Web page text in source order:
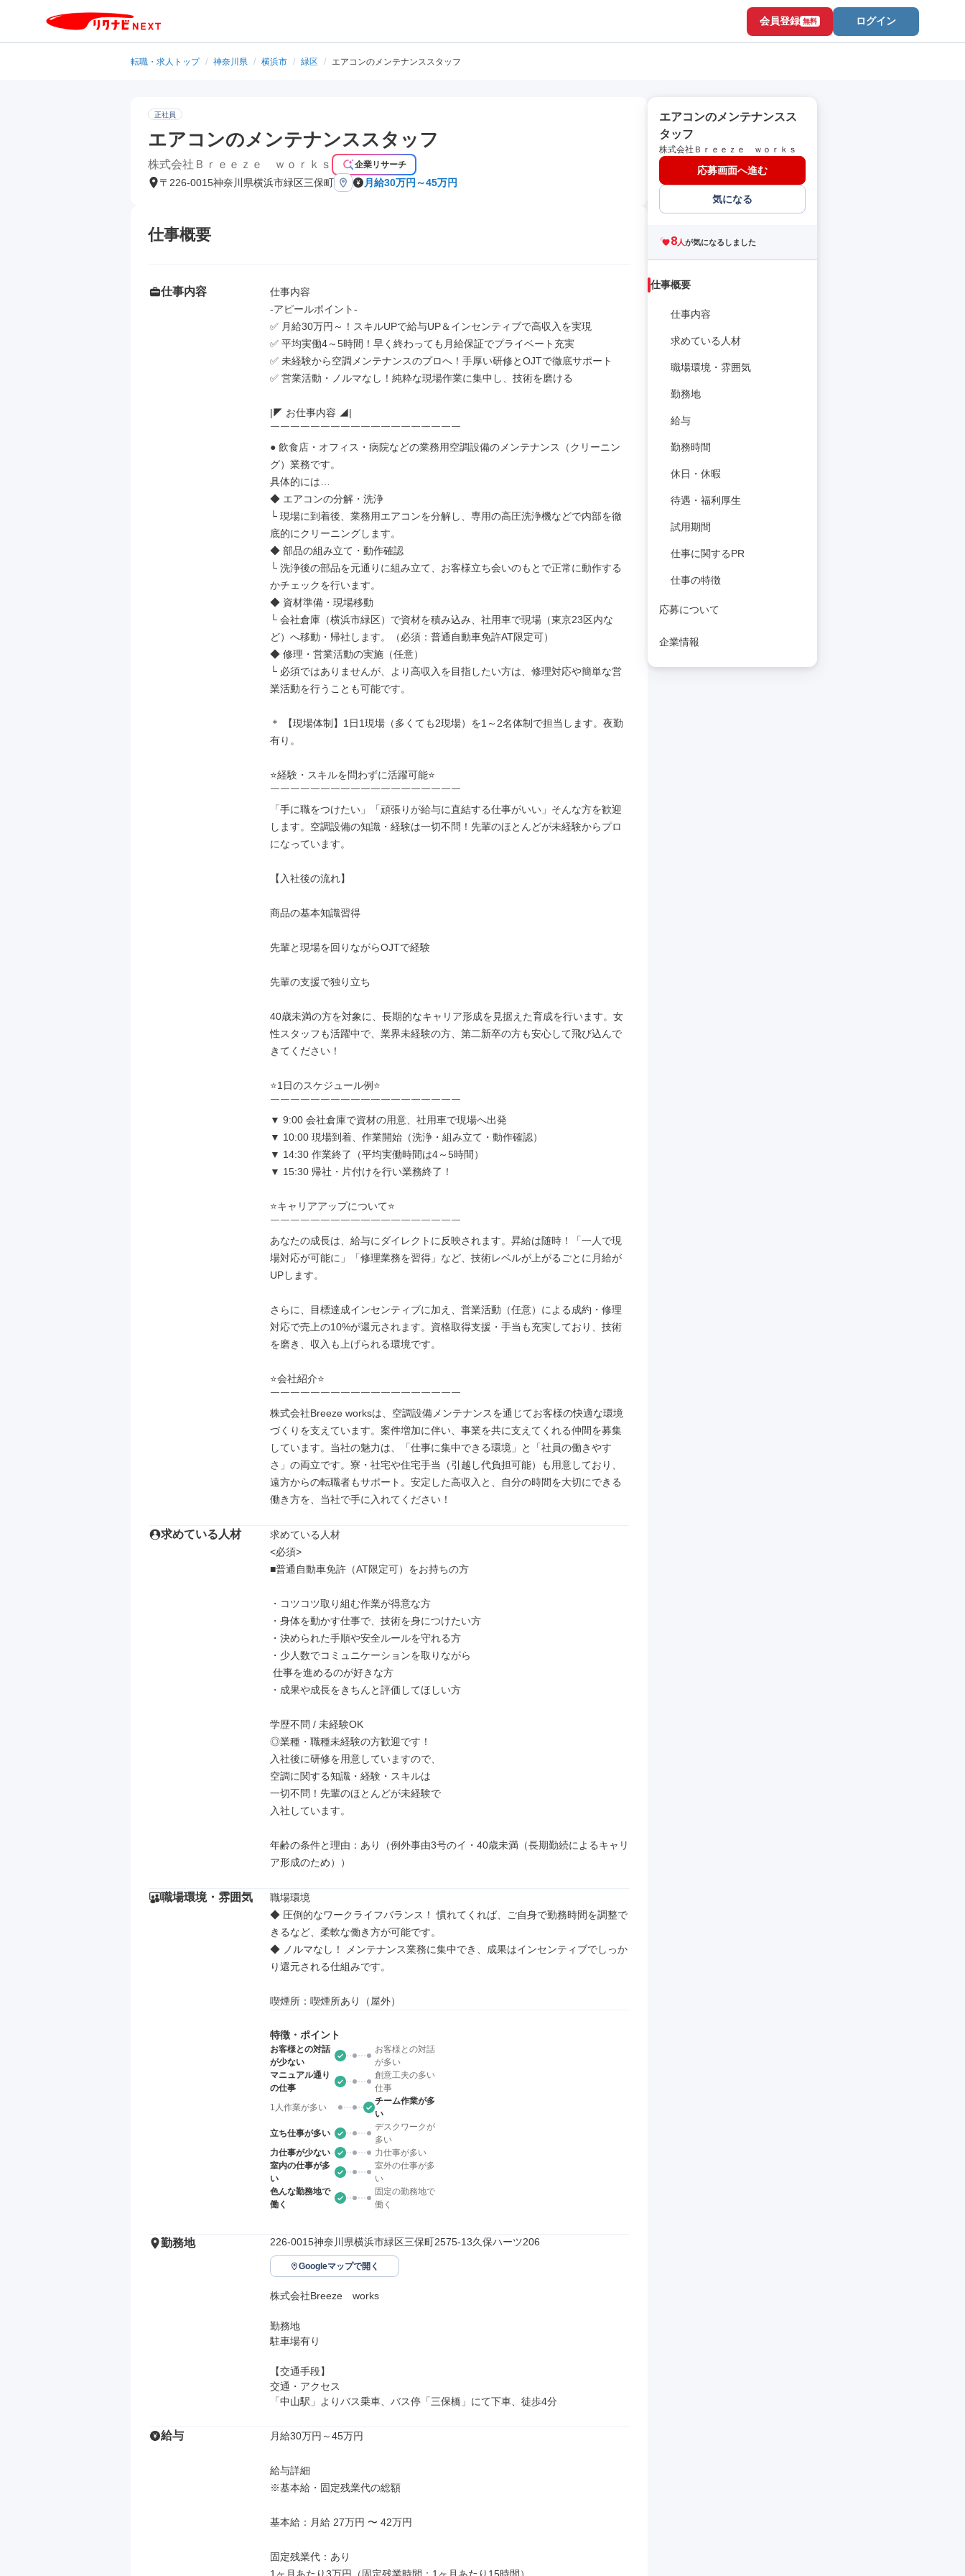
会員登録 無料 ログイン
転職・求人トップ / 神奈川県 / 横浜市 / 緑区 / エアコンのメンテナンススタッフ
正社員
エアコンのメンテナンススタッフ
株式会社Ｂｒｅｅｚｅ ｗｏｒｋｓ 企業リサーチ
〒226-0015神奈川県横浜市緑区三保町 月給30万円～45万円
仕事概要
仕事内容
仕事内容
-アピールポイント-
✅ 月給30万円～！スキルUPで給与UP＆インセンティブで高収入を実現
✅ 平均実働4～5時間！早く終わっても月給保証でプライベート充実
✅ 未経験から空調メンテナンスのプロへ！手厚い研修とOJTで徹底サポート
✅ 営業活動・ノルマなし！純粋な現場作業に集中し、技術を磨ける
|◤ お仕事内容 ◢|
￣￣￣￣￣￣￣￣￣￣￣￣￣￣￣￣￣￣￣
● 飲食店・オフィス・病院などの業務用空調設備のメンテナンス（クリーニン
グ）業務です。
具体的には…
◆ エアコンの分解・洗浄
└ 現場に到着後、業務用エアコンを分解し、専用の高圧洗浄機などで内部を徹
底的にクリーニングします。
◆ 部品の組み立て・動作確認
└ 洗浄後の部品を元通りに組み立て、お客様立ち会いのもとで正常に動作する
かチェックを行います。
◆ 資材準備・現場移動
└ 会社倉庫（横浜市緑区）で資材を積み込み、社用車で現場（東京23区内な
ど）へ移動・帰社します。（必須：普通自動車免許AT限定可）
◆ 修理・営業活動の実施（任意）
└ 必須ではありませんが、より高収入を目指したい方は、修理対応や簡単な営
業活動を行うことも可能です。
＊ 【現場体制】1日1現場（多くても2現場）を1～2名体制で担当します。夜勤
有り。
⭐経験・スキルを問わずに活躍可能⭐
￣￣￣￣￣￣￣￣￣￣￣￣￣￣￣￣￣￣￣
「手に職をつけたい」「頑張りが給与に直結する仕事がいい」そんな方を歓迎
します。空調設備の知識・経験は一切不問！先輩のほとんどが未経験からプロ
になっています。
【入社後の流れ】
商品の基本知識習得
先輩と現場を回りながらOJTで経験
先輩の支援で独り立ち
40歳未満の方を対象に、長期的なキャリア形成を見据えた育成を行います。女
性スタッフも活躍中で、業界未経験の方、第二新卒の方も安心して飛び込んで
きてください！
⭐1日のスケジュール例⭐
￣￣￣￣￣￣￣￣￣￣￣￣￣￣￣￣￣￣￣
▼ 9:00 会社倉庫で資材の用意、社用車で現場へ出発
▼ 10:00 現場到着、作業開始（洗浄・組み立て・動作確認）
▼ 14:30 作業終了（平均実働時間は4～5時間）
▼ 15:30 帰社・片付けを行い業務終了！
⭐キャリアアップについて⭐
￣￣￣￣￣￣￣￣￣￣￣￣￣￣￣￣￣￣￣
あなたの成長は、給与にダイレクトに反映されます。昇給は随時！「一人で現
場対応が可能に」「修理業務を習得」など、技術レベルが上がるごとに月給が
UPします。
さらに、目標達成インセンティブに加え、営業活動（任意）による成約・修理
対応で売上の10%が還元されます。資格取得支援・手当も充実しており、技術
を磨き、収入も上げられる環境です。
⭐会社紹介⭐
￣￣￣￣￣￣￣￣￣￣￣￣￣￣￣￣￣￣￣
株式会社Breeze worksは、空調設備メンテナンスを通じてお客様の快適な環境
づくりを支えています。案件増加に伴い、事業を共に支えてくれる仲間を募集
しています。当社の魅力は、「仕事に集中できる環境」と「社員の働きやす
さ」の両立です。寮・社宅や住宅手当（引越し代負担可能）も用意しており、
遠方からの転職者もサポート。安定した高収入と、自分の時間を大切にできる
働き方を、当社で手に入れてください！
求めている人材
求めている人材
<必須>
■普通自動車免許（AT限定可）をお持ちの方
・コツコツ取り組む作業が得意な方
・身体を動かす仕事で、技術を身につけたい方
・決められた手順や安全ルールを守れる方
・少人数でコミュニケーションを取りながら
・成果や成長をきちんと評価してほしい方
学歴不問 / 未経験OK
◎業種・職種未経験の方歓迎です！
入社後に研修を用意していますので、
空調に関する知識・経験・スキルは
一切不問！先輩のほとんどが未経験で
入社しています。
年齢の条件と理由：あり（例外事由3号のイ・40歳未満（長期勤続によるキャリ
ア形成のため））
職場環境・雰囲気
職場環境
◆ 圧倒的なワークライフバランス！ 慣れてくれば、ご自身で勤務時間を調整で
きるなど、柔軟な働き方が可能です。
◆ ノルマなし！ メンテナンス業務に集中でき、成果はインセンティブでしっか
り還元される仕組みです。
喫煙所：喫煙所あり（屋外）
特徴・ポイント
お客様との対話
が少ない
お客様との対話
が多い
マニュアル通り
の仕事
創意工夫の多い
仕事
1人作業が多い
チーム作業が多
い
立ち仕事が多い
デスクワークが
多い
力仕事が少ない
力仕事が多い
室内の仕事が多
い
室外の仕事が多
い
色んな勤務地で
働く
固定の勤務地で
働く
勤務地 226-0015神奈川県横浜市緑区三保町2575-13久保ハーツ206
Googleマップで開く
株式会社Breeze　works
勤務地
駐車場有り
【交通手段】
交通・アクセス
「中山駅」よりバス乗車、バス停「三保橋」にて下車、徒歩4分
給与 月給30万円～45万円
給与詳細
※基本給・固定残業代の総額
基本給：月給 27万円 〜 42万円
固定残業代：あり
エアコンのメンテナンスス
タッフ
株式会社Ｂｒｅｅｚｅ ｗｏｒｋｓ
応募画面へ進む
気になる
8人が気になるしました
仕事概要
仕事内容
求めている人材
職場環境・雰囲気
勤務地
給与
勤務時間
休日・休暇
待遇・福利厚生
試用期間
仕事に関するPR
仕事の特徴
応募について
企業情報